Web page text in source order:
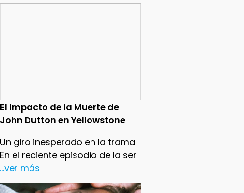
El Impacto de la Muerte de
John Dutton en Yellowstone
Un giro inesperado en la trama
En el reciente episodio de la ser
...ver más